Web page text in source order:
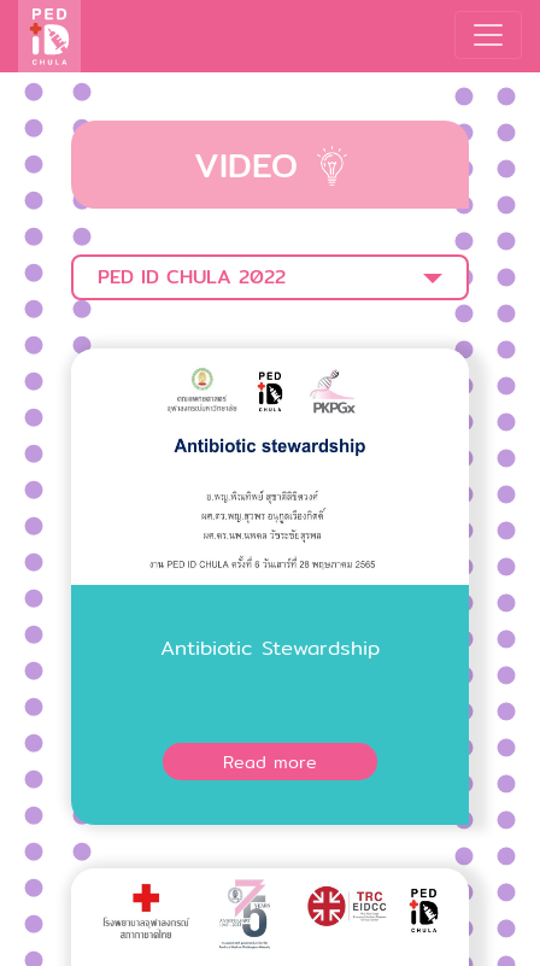
VIDEO
PED ID CHULA 2022
Antibiotic Stewardship
Read more